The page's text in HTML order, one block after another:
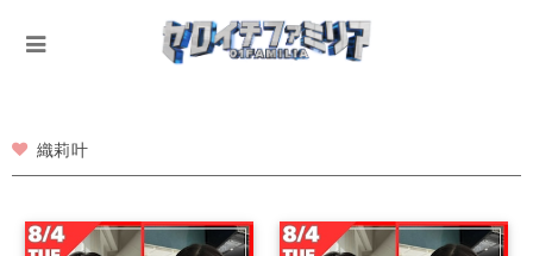
織莉叶